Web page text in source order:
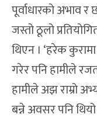
पूर्वाधारको अभाव
जस्तो ठूलो
थिएन । ‘हरेक
गरेर पनि हामीले
हामीले अझ राम्रो
बन्ने अवसर पनि थियो